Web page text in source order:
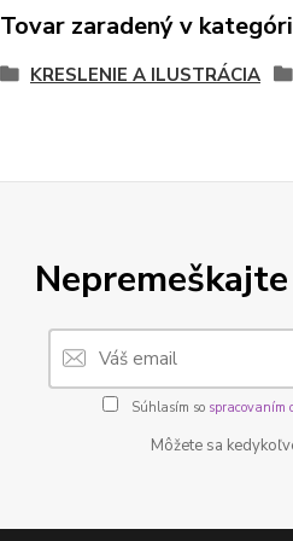
Tovar zaradený v
KRESLENIE A ILUSTRÁCIA
Súhlasím so spracovaním
Môžete sa